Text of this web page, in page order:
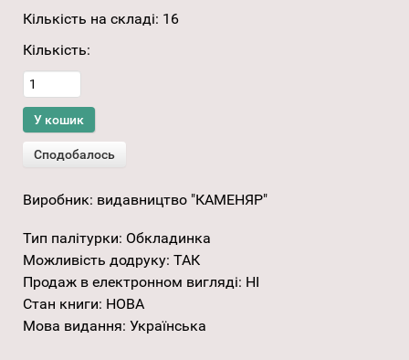
Кількість на складі: 16
Кількість:
Виробник: видавництво "КАМЕНЯР"
Тип палітурки: Обкладинка
Можливість додруку: ТАК
Продаж в електронном вигляді: НІ
Стан книги: НОВА
Мова видання: Українська